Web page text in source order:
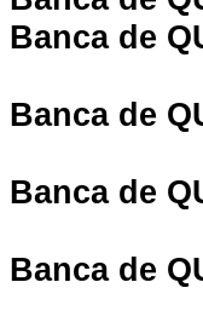
Banca de
Banca de
Banca de
Banca de